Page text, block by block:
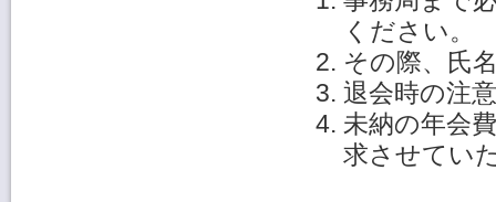
ください。
その際、氏
退会時の注
未納の年会
求させてい